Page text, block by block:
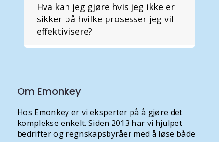
Om Emonkey
Hos Emonkey er vi eksperter på å gjøre det
komplekse enkelt. Siden 2013 har vi hjulpet
bedrifter og regnskapsbyråer med å løse både
Hva kan jeg gjøre hvis jeg ikke er
sikker på hvilke prosesser jeg vil
effektivisere?